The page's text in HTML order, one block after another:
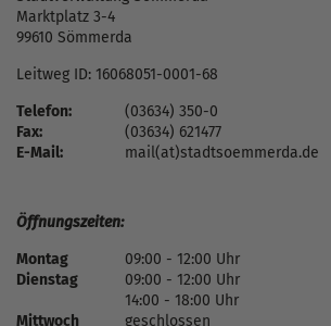
Marktplatz 3-4
99610 Sömmerda
Leitweg ID: 16068051-0001-68
Telefon:
(03634) 350-0
Fax:
(03634) 621477
E-Mail:
mail(at)stadtsoemmerda.de
Öffnungszeiten:
Montag
09:00 - 12:00 Uhr
Dienstag
09:00 - 12:00 Uhr
14:00 - 18:00 Uhr
Mittwoch
geschlossen